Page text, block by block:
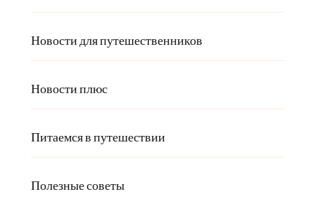
Новости для путешественников
Новости плюс
Питаемся в путешествии
Полезные советы